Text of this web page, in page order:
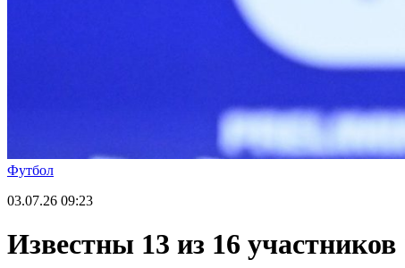
Футбол
03.07.26 09:23
Известны 13 из 16